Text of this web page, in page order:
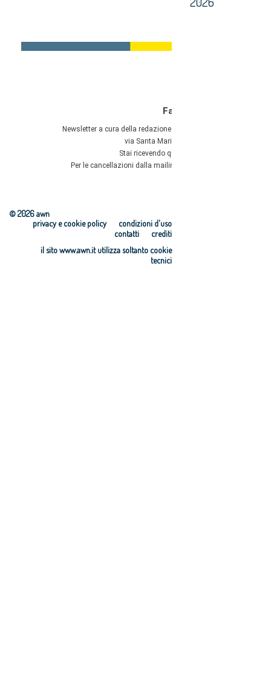
© 2026 awn
condizioni d'uso
privacy e cookie policy
crediti
contatti
il sito www.awn.it utilizza soltanto cookie
tecnici